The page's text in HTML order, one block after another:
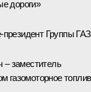
дороги»
Группы ГАЗ
заместитель
газомоторное